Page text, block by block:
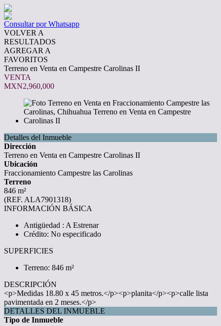
Consultar por Whatsapp
VOLVER A
RESULTADOS
AGREGAR A
FAVORITOS
Terreno en Venta en Campestre Carolinas II
VENTA
MXN2,960,000
Detalles del Inmueble
Dirección
Terreno en Venta en Campestre Carolinas II
Ubicación
Fraccionamiento Campestre las Carolinas
Terreno
846 m²
(REF. ALA7901318)
INFORMACIÓN BÁSICA
Antigüedad : A Estrenar
Crédito: No especificado
SUPERFICIES
Terreno: 846 m²
DESCRIPCIÓN
<p>Medidas 18.80 x 45 metros.</p><p>planita</p><p>calle lista
pavimentada en 2 meses.</p>
DETALLES DEL INMUEBLE
Tipo de Inmueble